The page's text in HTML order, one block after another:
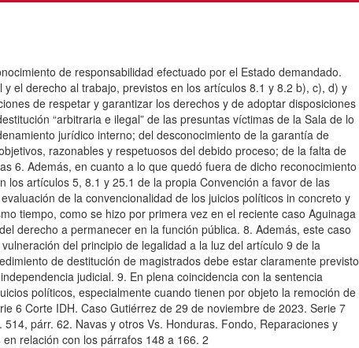
de responsabilidad efectuado por el Estado demandado.
el derecho al trabajo, previstos en los artículos 8.1 y 8.2 b), c), d) y
de respetar y garantizar los derechos y de adoptar disposiciones
“arbitraria e ilegal” de las presuntas víctimas de la Sala de lo
jurídico interno; del desconocimiento de la garantía de
razonables y respetuosos del debido proceso; de la falta de
6. Además, en cuanto a lo que quedó fuera de dicho reconocimiento
artículos 5, 8.1 y 25.1 de la propia Convención a favor de las
de la convencionalidad de los juicios políticos in concreto y
tiempo, como se hizo por primera vez en el reciente caso Aguinaga
derecho a permanecer en la función pública. 8. Además, este caso
del principio de legalidad a la luz del artículo 9 de la
de destitución de magistrados debe estar claramente previsto
judicial. 9. En plena coincidencia con la sentencia
políticos, especialmente cuando tienen por objeto la remoción de
6 Corte IDH. Caso Gutiérrez de 29 de noviembre de 2023. Serie 7
párr. 62. Navas y otros Vs. Honduras. Fondo, Reparaciones y
relación con los párrafos 148 a 166. 2